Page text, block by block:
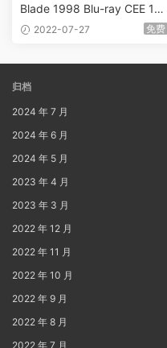
Blade 1998 Blu-ray CEE 10
80p AVC DTS-HD MA 5.1 [B
2022-07-27 免费
归档
2024 年 7 月
2024 年 6 月
2024 年 5 月
2023 年 4 月
2023 年 3 月
2022 年 12 月
2022 年 11 月
2022 年 10 月
2022 年 9 月
2022 年 8 月
2022 年 7 月